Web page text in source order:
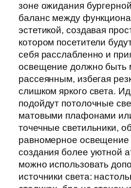
зоне ожидания
баланс между
эстетикой, создавая
котором посетители
себя расслабленно и
освещение должно быть
рассеянным, избегая
слишком яркого света.
подойдут потолочные
матовыми плафонами
точечные светильники,
равномерное освещение
создания более уютной
можно использовать
источники света: